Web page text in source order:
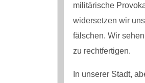
militärische
widersetzen wir
fälschen. Wir
zu rechtfertigen.
In unserer Stadt,